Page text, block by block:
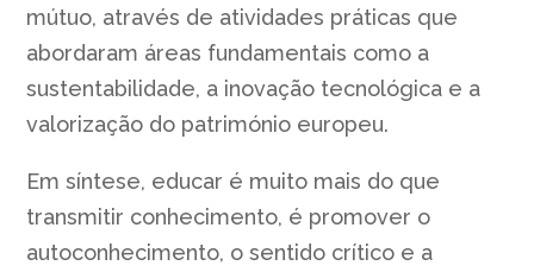
mútuo, através de atividades práticas que
abordaram áreas fundamentais como a
sustentabilidade, a inovação tecnológica e a
valorização do património europeu.
Em síntese, educar é muito mais do que
transmitir conhecimento, é promover o
autoconhecimento, o sentido crítico e a